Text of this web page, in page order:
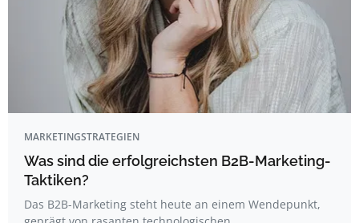
MARKETINGSTRATEGIEN
Was sind die erfolgreichsten B2B-Marketing-
Taktiken?
Das B2B-Marketing steht heute an einem Wendepunkt,